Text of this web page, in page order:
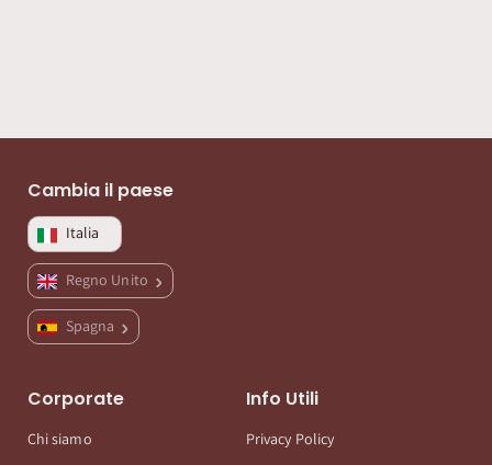
Cambia il paese
Italia
Regno Unito
Spagna
Corporate
Chi siamo
Info Utili
Privacy Policy